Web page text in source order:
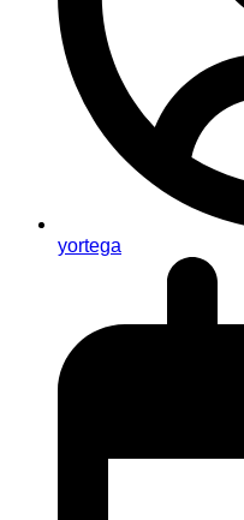
yortega